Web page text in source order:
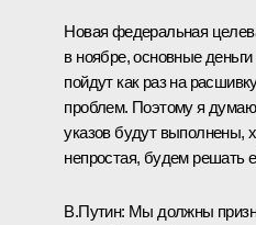
Новая федеральная
в ноябре, основные
пойдут как раз на
проблем. Поэтому я
указов будут выполнены,
непростая, будем решать
В.Путин: Мы должны